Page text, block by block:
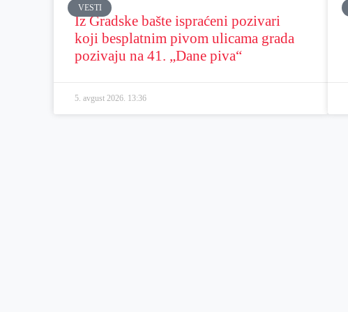
VESTI
Iz Gradske bašte ispraćeni pozivari
koji besplatnim pivom ulicama grada
pozivaju na 41. „Dane piva“
5. avgust 2026. 13:36